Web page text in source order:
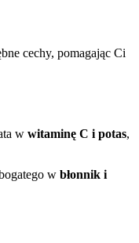
cechy, pomagając Ci
w witaminę C i potas,
w błonnik i